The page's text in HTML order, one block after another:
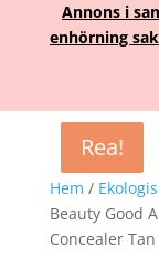
Annons i
enhörning
Hem /
Beauty Good
Concealer
Rea!
Rea!
Rea!